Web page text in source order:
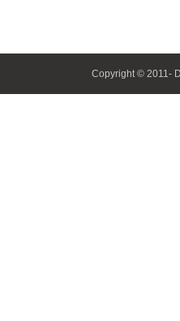
Copyright © 2011-